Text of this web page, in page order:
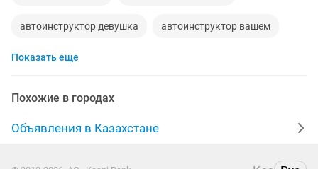
автоинструктор девушка автоинструктор вашем
автоинструктор для
Показать еще
Похожие в городах
Объявления в Казахстане